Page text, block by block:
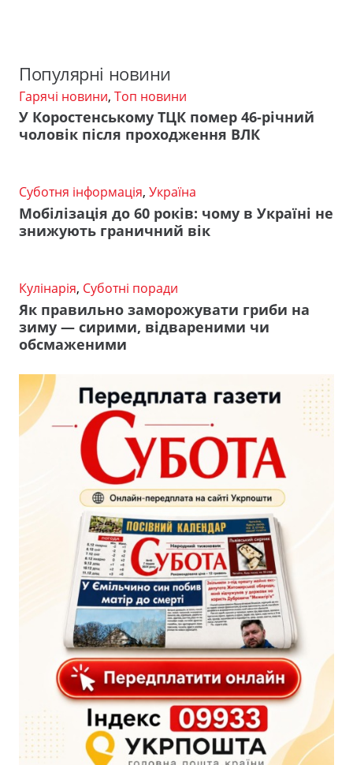
Популярні новини
Гарячі новини, Топ новини
У Коростенському ТЦК помер 46-річний
чоловік після проходження ВЛК
Суботня інформація, Україна
Мобілізація до 60 років: чому в Україні не
знижують граничний вік
Кулінарія, Суботні поради
Як правильно заморожувати гриби на
зиму — сирими, відвареними чи
обсмаженими